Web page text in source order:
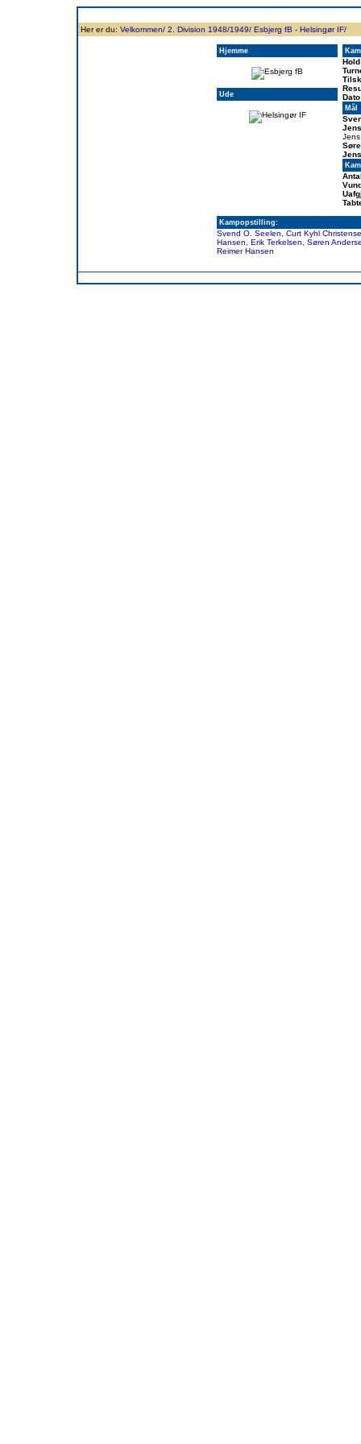
Her er du: Velkommen/ 2. Division 1948/1949/ Esbjerg fB - Helsingør IF/
Hjemme
Ude
Mål
Kampopstilling:
Svend O. Seelen
Curt Kyhl
Hansen
Erik Terkelsen
Søren
Reimer Hansen